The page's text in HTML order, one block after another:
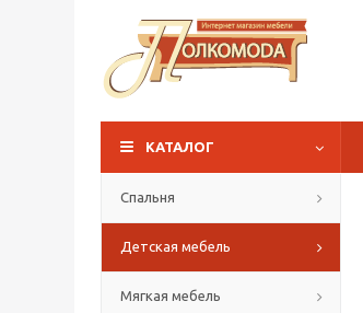
КАТАЛОГ
Спальня
Детская мебель
Мягкая мебель